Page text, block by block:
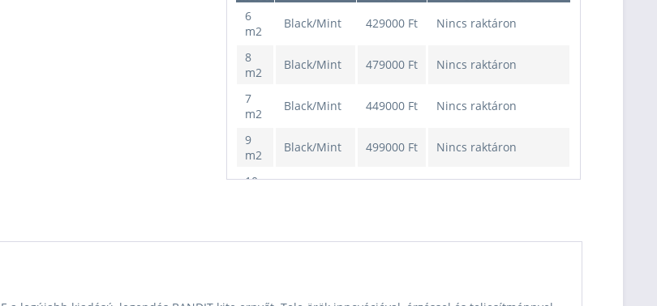
6
m2
Black/Mint 429000 Ft Nincs raktáron
8
m2
Black/Mint 479000 Ft Nincs raktáron
7
m2
Black/Mint 449000 Ft Nincs raktáron
9
m2
Black/Mint 499000 Ft Nincs raktáron
10
11